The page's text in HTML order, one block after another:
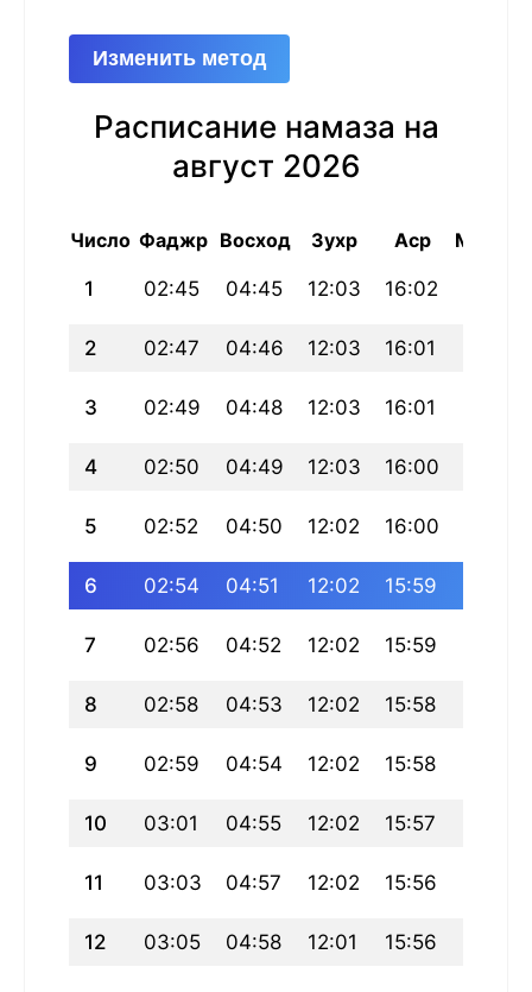
Изменить метод
Расписание намаза на
август 2026
Число Фаджр Восход Зухр Аср Магриб
1 02:45 04:45 12:03 16:02
2 02:47 04:46 12:03 16:01
3 02:49 04:48 12:03 16:01
4 02:50 04:49 12:03 16:00
5 02:52 04:50 12:02 16:00
6 02:54 04:51 12:02 15:59
7 02:56 04:52 12:02 15:59
8 02:58 04:53 12:02 15:58
9 02:59 04:54 12:02 15:58
10 03:01 04:55 12:02 15:57
11 03:03 04:57 12:02 15:56
12 03:05 04:58 12:01 15:56